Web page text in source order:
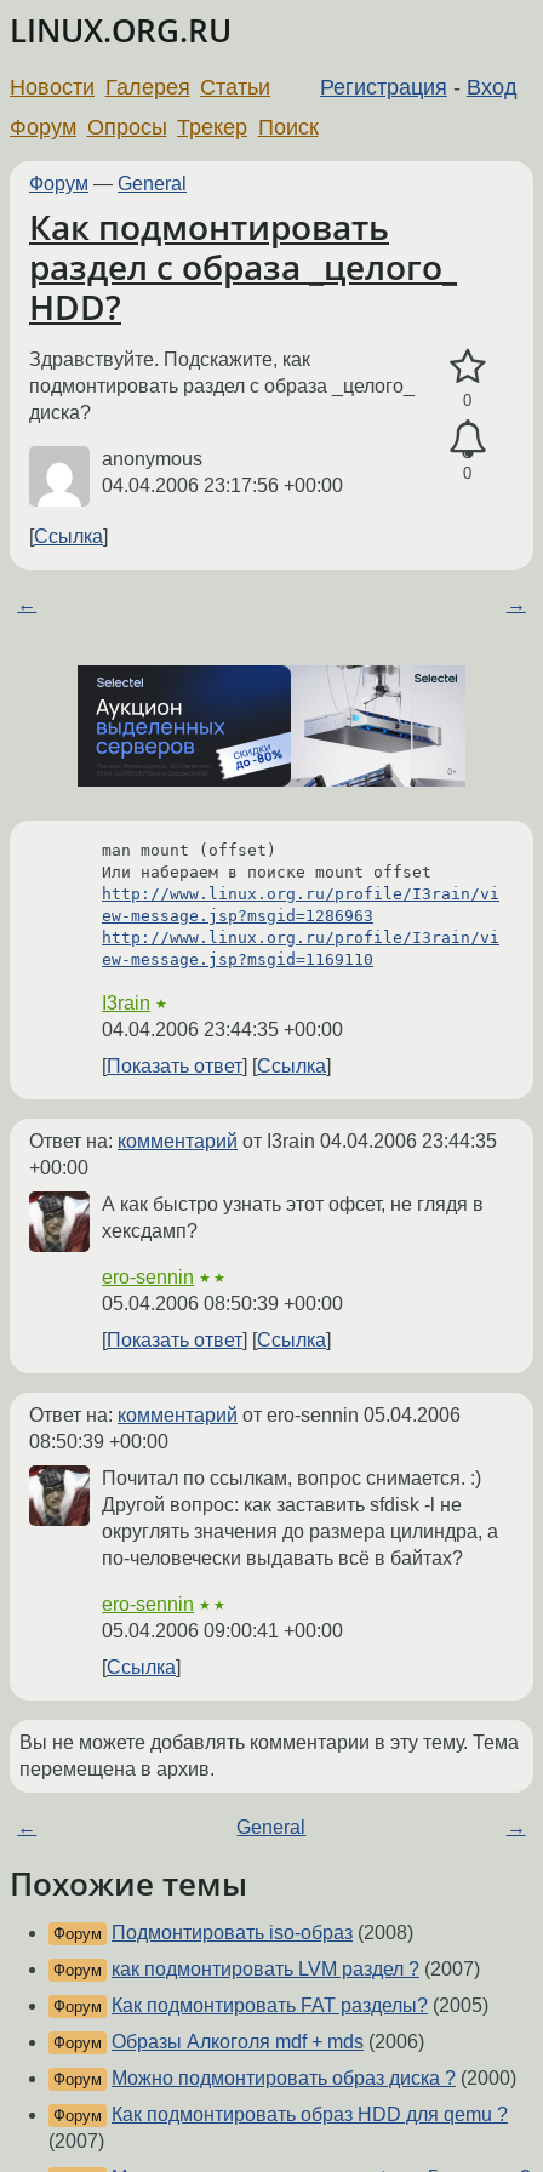
LINUX.ORG.RU
Регистрация - Вход
Новости Галерея Статьи
Форум Опросы Трекер Поиск
Форум — General
Как подмонтировать
раздел с образа _целого_
HDD?
0
0
Здравствуйте. Подскажите, как
подмонтировать раздел с образа _целого_
диска?
anonymous
04.04.2006 23:17:56 +00:00
Ссылка
← →
man mount (offset)
http://www.linux.org.ru/profile/I3rain/vi
ew-message.jsp?msgid=1286963
http://www.linux.org.ru/profile/I3rain/vi
ew-message.jsp?msgid=1169110
I3rain ★
04.04.2006 23:44:35 +00:00
Показать ответ
Ссылка
Ответ на: комментарий от I3rain 04.04.2006 23:44:35
+00:00
А как быстро узнать этот офсет, не глядя в
хексдамп?
ero-sennin ★★
05.04.2006 08:50:39 +00:00
Показать ответ
Ссылка
Ответ на: комментарий от ero-sennin 05.04.2006
08:50:39 +00:00
Почитал по ссылкам, вопрос снимается. :)
Другой вопрос: как заставить sfdisk -l не
округлять значения до размера цилиндра, а
по-человечески выдавать всё в байтах?
ero-sennin ★★
05.04.2006 09:00:41 +00:00
Ссылка
Вы не можете добавлять комментарии в эту тему. Тема
перемещена в архив.
← General →
Похожие темы
Форум Подмонтировать iso-образ (2008)
Форум как подмонтировать LVM раздел ? (2007)
Форум Как подмонтировать FAT разделы? (2005)
Форум Образы Алкоголя mdf + mds (2006)
Форум Можно подмонтировать образ диска ? (2000)
Форум
Как подмонтировать образ HDD для qemu ?
(2007)